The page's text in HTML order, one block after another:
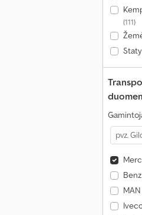
(111)
Benz
MAN